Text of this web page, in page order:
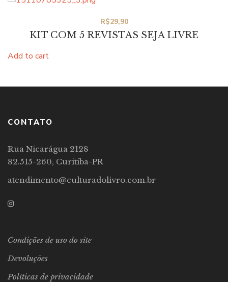
KIT COM 5 REVISTAS SEJA LIVRE
R$29,90
Add to cart
CONTATO
Rua Nicarágua 2128
82.515-260, Curitiba-PR
atendimento@culturadolivro.com.br
Condições de uso do site
Devoluções
Políticas de privacidade